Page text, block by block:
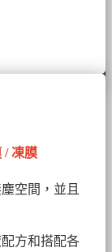
/ 凍膜
空間，並且
方和搭配各